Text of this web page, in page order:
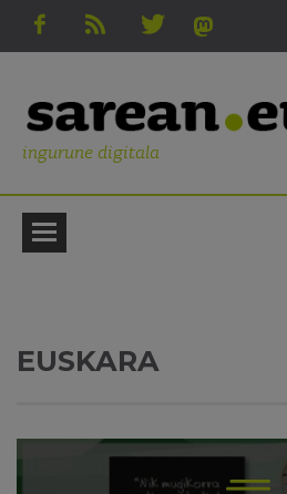
ingurune digitala
EUSKARA